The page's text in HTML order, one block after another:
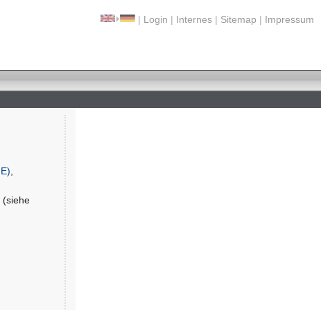
| Login | Internes | Sitemap | Impressum
(siehe